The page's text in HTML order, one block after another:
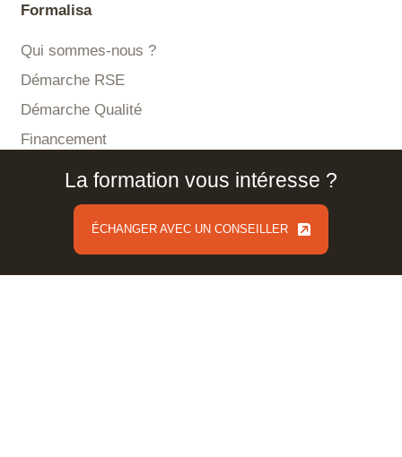
La formation vous intéresse ?
ÉCHANGER AVEC UN CONSEILLER
Formalisa
Qui sommes-nous ?
Démarche RSE
Démarche Qualité
Financement
Accessibilité